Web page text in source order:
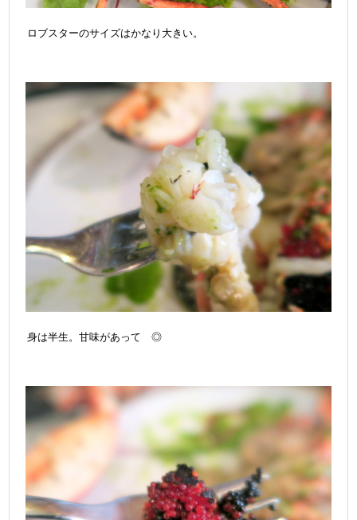
ロブスターのサイズはかなり大きい。
身は半生。甘味があって ◎